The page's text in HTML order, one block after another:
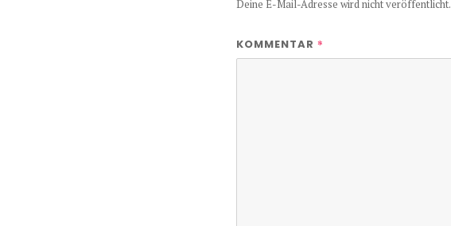
Deine E-Mail-Adresse wird nicht veröffentlicht.
KOMMENTAR *